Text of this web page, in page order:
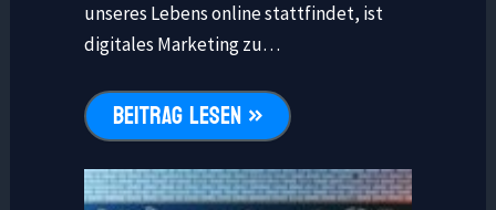
unseres Lebens online stattfindet, ist
digitales Marketing zu…
BEITRAG LESEN »